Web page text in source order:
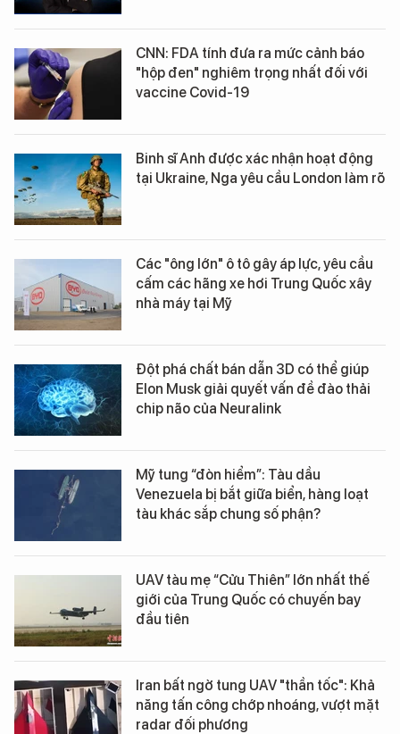
CNN: FDA tính đưa ra mức cảnh báo
"hộp đen" nghiêm trọng nhất đối với
vaccine Covid-19
Binh sĩ Anh được xác nhận hoạt động
tại Ukraine, Nga yêu cầu London làm rõ
Các "ông lớn" ô tô gây áp lực, yêu cầu
cấm các hãng xe hơi Trung Quốc xây
nhà máy tại Mỹ
Đột phá chất bán dẫn 3D có thể giúp
Elon Musk giải quyết vấn đề đào thải
chip não của Neuralink
Mỹ tung “đòn hiểm”: Tàu dầu
Venezuela bị bắt giữa biển, hàng loạt
tàu khác sắp chung số phận?
UAV tàu mẹ “Cửu Thiên” lớn nhất thế
giới của Trung Quốc có chuyến bay
đầu tiên
Iran bất ngờ tung UAV "thần tốc": Khả
năng tấn công chớp nhoáng, vượt mặt
radar đối phương